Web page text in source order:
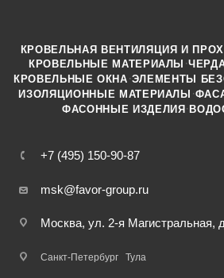
+7 (495) 150-90-87
msk@favor-group.ru
Москва, ул. 2-я Магистральная,
Санкт-Петербург Тула
КРОВЕЛЬНАЯ ВЕНТИЛЯЦИЯ И
КРОВЕЛЬНЫЕ МАТЕРИАЛЫ ·
КРОВЕЛЬНЫЕ ОКНА ·ЭЛЕМЕНТЫ
ИЗОЛЯЦИОННЫЕ МАТЕРИАЛЫ ·
ФАСОННЫЕ ИЗДЕЛИЯ ·